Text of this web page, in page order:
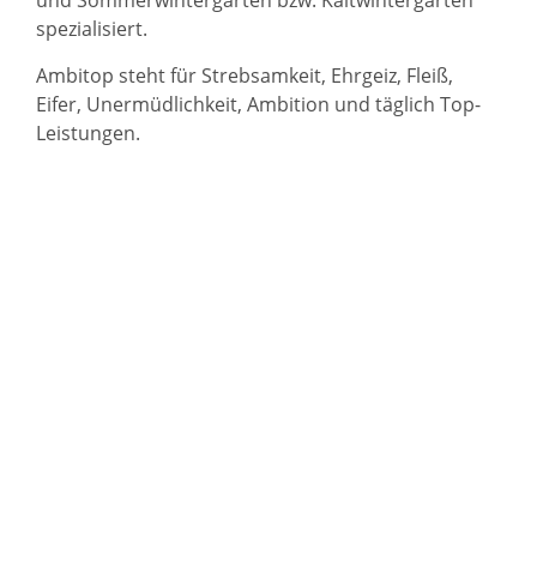
spezialisiert.
Ambitop steht für Strebsamkeit, Ehrgeiz, Fleiß,
Eifer, Unermüdlichkeit, Ambition und täglich Top-
Leistungen.